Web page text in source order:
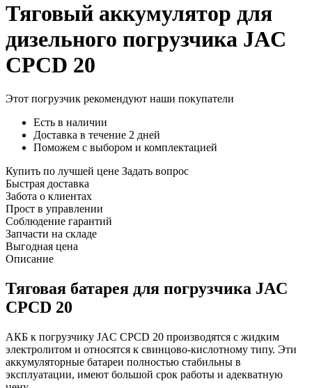
Тяговый аккумулятор для
дизельного погрузчика JAC
CPCD 20
Этот погрузчик рекомендуют наши покупатели
Есть в наличии
Доставка в течение 2 дней
Поможем с выбором и комплектацией
Купить по лучшей цене Задать вопрос
Быстрая доставка
Забота о клиентах
Прост в управлении
Соблюдение гарантий
Запчасти на складе
Выгодная цена
Описание
Тяговая батарея для погрузчика JAC
CPCD 20
АКБ к погрузчику JAC CPCD 20 производятся с жидким
электролитом и относятся к свинцово-кислотному типу. Эти
аккумуляторные батареи полностью стабильны в
эксплуатации, имеют большой срок работы и адекватную